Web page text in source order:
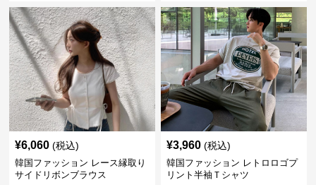
¥6,060 (税込)
韓国ファッション レース縁取り
サイドリボンブラウス
¥3,960 (税込)
韓国ファッション レトロロゴプ
リント半袖Ｔシャツ